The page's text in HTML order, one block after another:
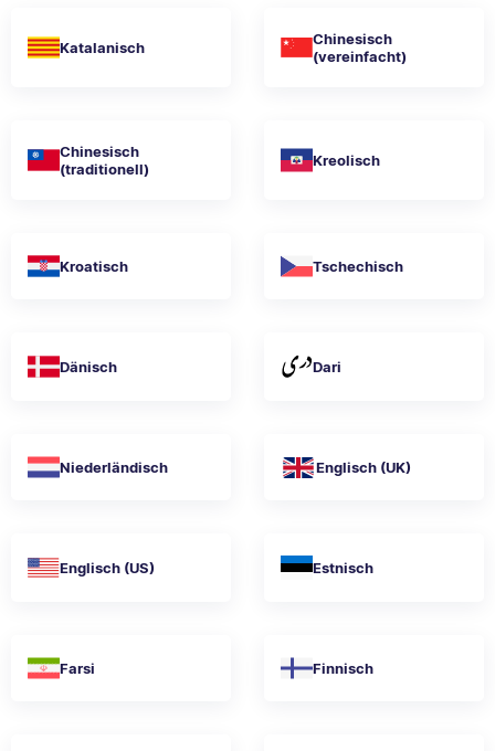
Katalanisch
Chinesisch
(vereinfacht)
Chinesisch
(traditionell)
Kreolisch
Kroatisch Tschechisch
Dänisch Dari
Niederländisch Englisch (UK)
Englisch (US) Estnisch
Farsi Finnisch